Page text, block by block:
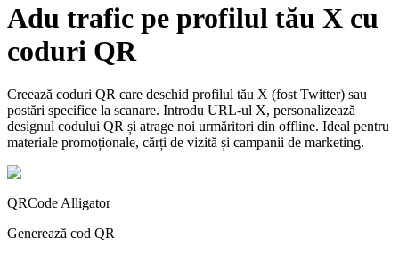
Adu trafic pe profilul tău X cu
coduri QR
Creează coduri QR care deschid profilul tău X (fost Twitter) sau
postări specifice la scanare. Introdu URL-ul X, personalizează
designul codului QR și atrage noi urmăritori din offline. Ideal pentru
materiale promoționale, cărți de vizită și campanii de marketing.
QRCode Alligator
Generează cod QR